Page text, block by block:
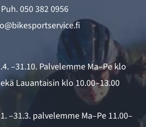
Puh.050 382 0956
–31.10. Palvelemme Ma–Pe klo
Lauantaisin klo 10.00–13.00
–31.3. palvelemme Ma–Pe 11.00–